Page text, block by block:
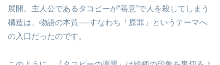
展開。主人公であるタコピーが“善意”で人を殺してしまう
構造は、物語の本質──すなわち「原罪」というテーマへ
の入口だったのです。